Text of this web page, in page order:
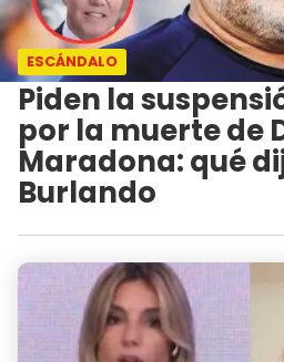
ESCÁNDALO
Piden la
por la muerte de
Maradona: qué
Burlando